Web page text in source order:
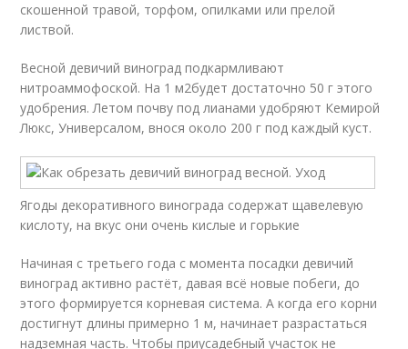
скошенной травой, торфом, опилками или прелой
листвой.
Весной девичий виноград подкармливают
нитроаммофоской. На 1 м2будет достаточно 50 г этого
удобрения. Летом почву под лианами удобряют Кемирой
Люкс, Универсалом, внося около 200 г под каждый куст.
Ягоды декоративного винограда содержат щавелевую
кислоту, на вкус они очень кислые и горькие
Начиная с третьего года с момента посадки девичий
виноград активно растёт, давая всё новые побеги, до
этого формируется корневая система. А когда его корни
достигнут длины примерно 1 м, начинает разрастаться
надземная часть. Чтобы приусадебный участок не